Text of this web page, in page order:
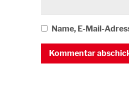
Name, E-Mail-